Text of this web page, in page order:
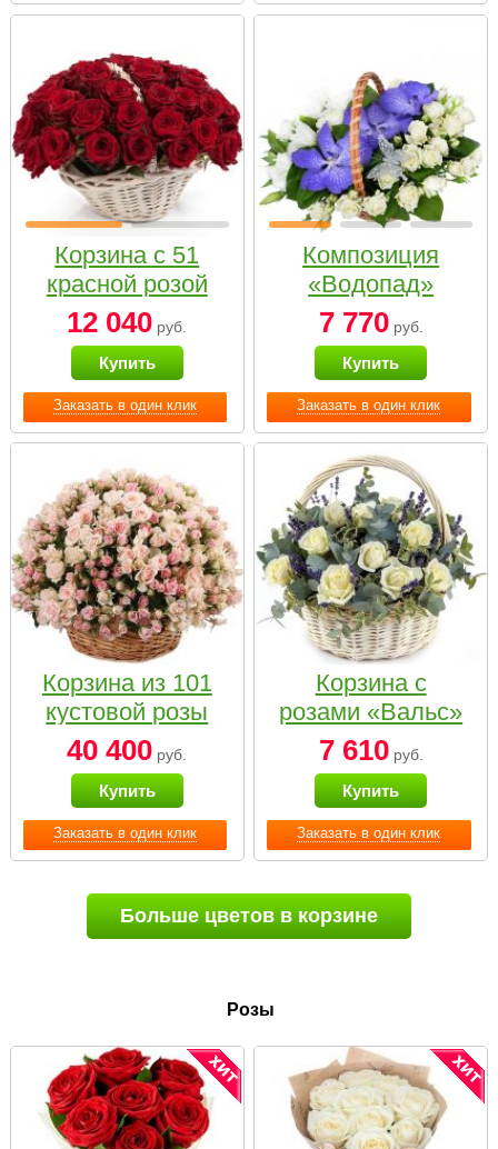
Заказать в один клик
Корзина с 51
красной розой
12 040 руб.
Купить
Заказать в один клик
Композиция
«Водопад»
7 770руб.
Купить
Заказать в один клик
Корзина из 101
кустовой розы
нежных тонов
40 400 руб.
Купить
Заказать в один клик
Корзина с
розами «Вальс»
7 610руб.
Купить
Больше цветов в корзине
Розы